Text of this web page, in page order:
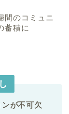
間のコミュニ
蓄積に
が不可欠